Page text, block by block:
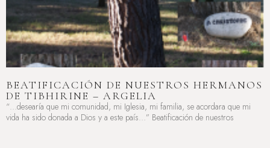
BEATIFICACIÓN DE NUESTROS HERMANOS
DE TIBHIRINE – ARGELIA
“…desearía que mi comunidad, mi Iglesia, mi familia, se acordara que mi
vida ha sido donada a Dios y a este país…” Beatificación de nuestros